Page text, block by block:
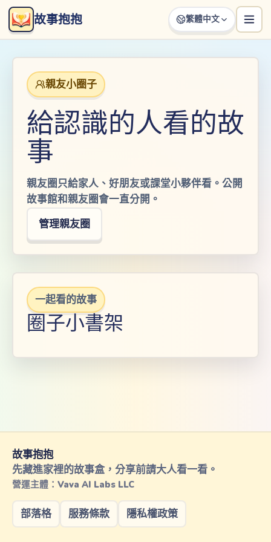
故事抱抱 繁體中文
親友小圈子
給認識的人看的故
事
親友圈只給家人、好朋友或課堂小夥伴看。公開
故事館和親友圈會一直分開。
管理親友圈
一起看的故事
圈子小書架
故事抱抱
先藏進家裡的故事盒，分享前請大人看一看。
營運主體：Vava AI Labs LLC
部落格 服務條款 隱私權政策